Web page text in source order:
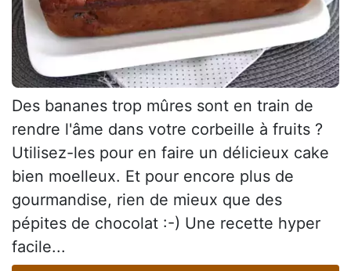
Des bananes trop mûres sont en train de
rendre l'âme dans votre corbeille à fruits ?
Utilisez-les pour en faire un délicieux cake
bien moelleux. Et pour encore plus de
gourmandise, rien de mieux que des
pépites de chocolat :-) Une recette hyper
facile...